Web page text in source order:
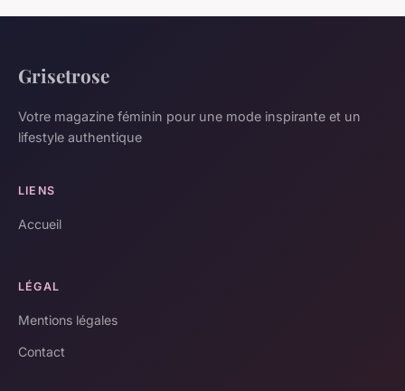
Grisetrose
Votre magazine féminin pour une mode inspirante et un
lifestyle authentique
LIENS
Accueil
LÉGAL
Mentions légales
Contact